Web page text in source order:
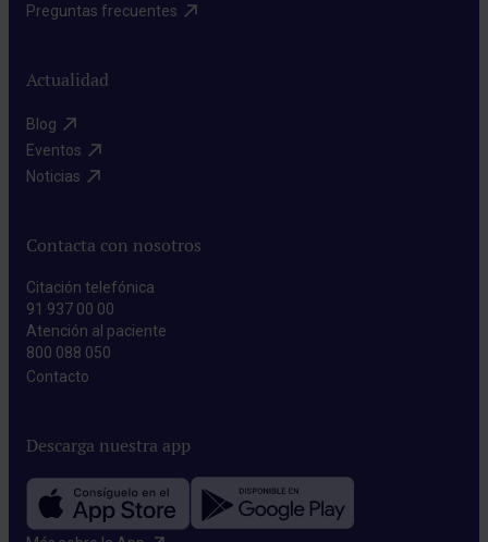
Preguntas frecuentes​
Actualidad
Blog​
Eventos​
Noticias​
Contacta con nosotros
Citación telefónica
91 937 00 00
Atención al paciente
800 088 050
Contacto​
Descarga nuestra app